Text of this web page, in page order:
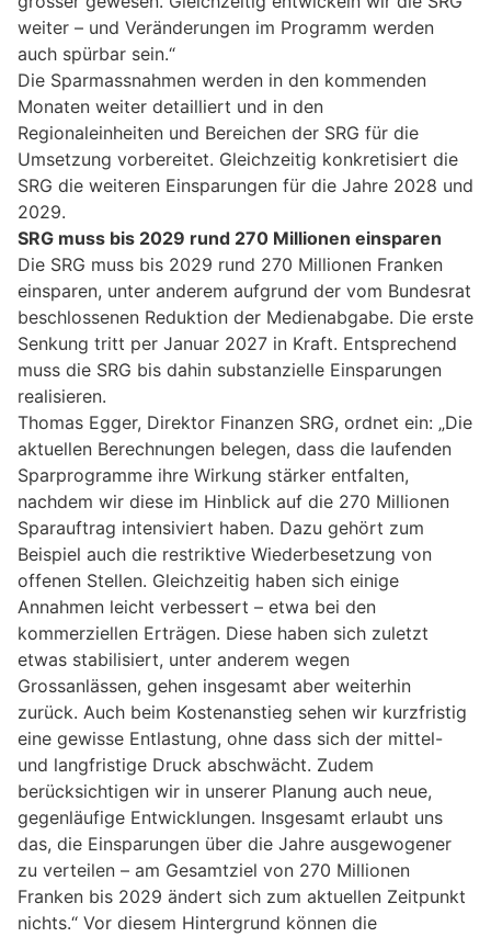
weiter – und Veränderungen im Programm werden
auch spürbar sein.“
Die Sparmassnahmen werden in den kommenden
Monaten weiter detailliert und in den
Regionaleinheiten und Bereichen der SRG für die
Umsetzung vorbereitet. Gleichzeitig konkretisiert die
SRG die weiteren Einsparungen für die Jahre 2028 und
2029.
SRG muss bis 2029 rund 270 Millionen einsparen
Die SRG muss bis 2029 rund 270 Millionen Franken
einsparen, unter anderem aufgrund der vom Bundesrat
beschlossenen Reduktion der Medienabgabe. Die erste
Senkung tritt per Januar 2027 in Kraft. Entsprechend
muss die SRG bis dahin substanzielle Einsparungen
realisieren.
Thomas Egger, Direktor Finanzen SRG, ordnet ein: „Die
aktuellen Berechnungen belegen, dass die laufenden
Sparprogramme ihre Wirkung stärker entfalten,
nachdem wir diese im Hinblick auf die 270 Millionen
Sparauftrag intensiviert haben. Dazu gehört zum
Beispiel auch die restriktive Wiederbesetzung von
offenen Stellen. Gleichzeitig haben sich einige
Annahmen leicht verbessert – etwa bei den
kommerziellen Erträgen. Diese haben sich zuletzt
etwas stabilisiert, unter anderem wegen
Grossanlässen, gehen insgesamt aber weiterhin
zurück. Auch beim Kostenanstieg sehen wir kurzfristig
eine gewisse Entlastung, ohne dass sich der mittel-
und langfristige Druck abschwächt. Zudem
berücksichtigen wir in unserer Planung auch neue,
gegenläufige Entwicklungen. Insgesamt erlaubt uns
das, die Einsparungen über die Jahre ausgewogener
zu verteilen – am Gesamtziel von 270 Millionen
Franken bis 2029 ändert sich zum aktuellen Zeitpunkt
nichts.“ Vor diesem Hintergrund können die